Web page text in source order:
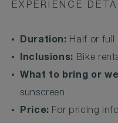
EXPERIENCE
Duration: Half or full
Inclusions: Bike
What to bring or
sunscreen
Price: For pricing